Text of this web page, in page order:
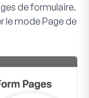
de formulaire.
le mode Page de